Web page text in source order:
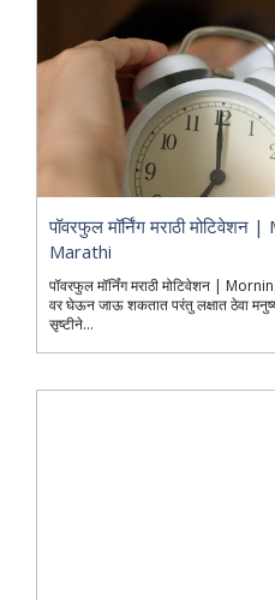
पॉवरफुल मॉर्निंग मराठी
Marathi
पॉवरफुल मॉर्निंग मराठी मोटिवेशन |
वर घेऊन जाऊ शकतात परंतु लक्षात ठेवा
सृष्टीने...